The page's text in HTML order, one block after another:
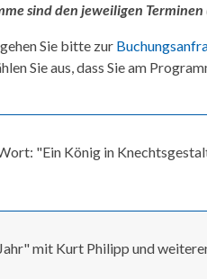
sind den jeweiligen
Sie bitte zur
Sie aus, dass Sie am
"Ein König in
mit Kurt Philipp und